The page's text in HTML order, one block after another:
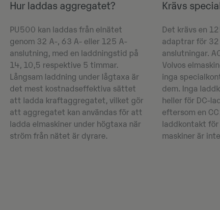
Hur laddas aggregatet?
PU500 kan laddas från elnätet
genom 32 A-, 63 A- eller 125 A-
anslutning, med en laddningstid på
14, 10,5 respektive 5 timmar.
Långsam laddning under lågtaxa är
det mest kostnadseffektiva sättet
att ladda kraftaggregatet, vilket gör
att aggregatet kan användas för att
ladda elmaskiner under högtaxa när
ström från nätet är dyrare.
Krävs
Det krävs en
adaptrar för
anslutningar.
Volvos
inga
dem. Inga
heller för DC-
eftersom en
laddkontakt
maskiner är